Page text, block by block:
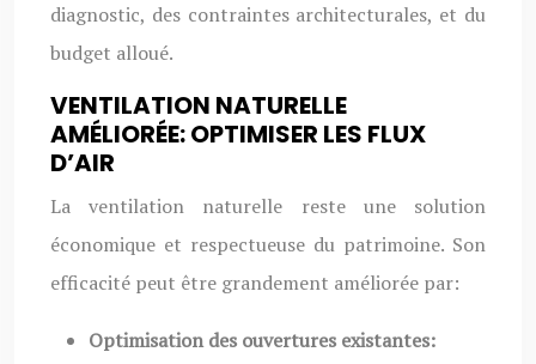
diagnostic, des contraintes architecturales, et du
budget alloué.
VENTILATION NATURELLE
AMÉLIORÉE: OPTIMISER LES FLUX
D’AIR
La ventilation naturelle reste une solution
économique et respectueuse du patrimoine. Son
efficacité peut être grandement améliorée par:
Optimisation des ouvertures existantes: